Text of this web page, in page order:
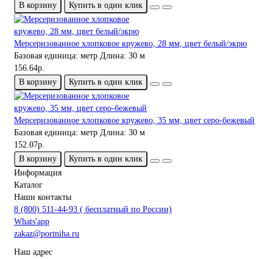
В корзину
Купить в один клик
Мерсеризованное хлопковое кружево, 28 мм, цвет белый/экрю
Базовая единица: метр Длина: 30 м
156.64р.
В корзину
Купить в один клик
Мерсеризованное хлопковое кружево, 35 мм, цвет серо-бежевый
Базовая единица: метр Длина: 30 м
152.07р.
В корзину
Купить в один клик
Информация
Каталог
Наши контакты
8 (800) 511-44-93 ( бесплатный по России)
Whats'app
zakaz@portniha.ru
Наш адрес